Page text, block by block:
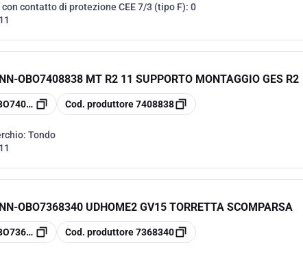
contatto di protezione CEE 7/3 (tipo F): 0
-OBO7408838 MT R2 11 SUPPORTO MONTAGGIO GES R2
copia
Cod. produttore7408838
Tondo
-OBO7368340 UDHOME2 GV15 TORRETTA SCOMPARSA
copia
Cod. produttore7368340